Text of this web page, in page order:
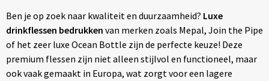
Sportflessen
Kunststof mokken
Ben je op zoek naar kwaliteit en duurzaamheid? Luxe
drinkflessen bedrukken van merken zoals Mepal, Join the Pipe
of het zeer luxe Ocean Bottle zijn de perfecte keuze! Deze
premium flessen zijn niet alleen stijlvol en functioneel, maar
ook vaak gemaakt in Europa, wat zorgt voor een lagere